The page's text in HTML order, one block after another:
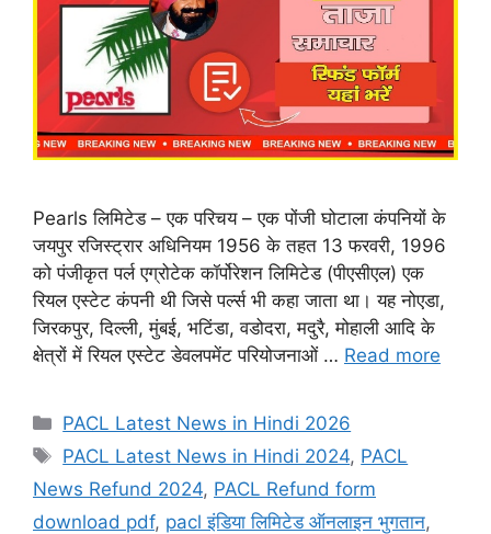
Pearls लिमिटेड – एक परिचय – एक पोंजी घोटाला कंपनियों के
जयपुर रजिस्ट्रार अधिनियम 1956 के तहत 13 फरवरी, 1996
को पंजीकृत पर्ल एग्रोटेक कॉर्पोरेशन लिमिटेड (पीएसीएल) एक
रियल एस्टेट कंपनी थी जिसे पर्ल्स भी कहा जाता था। यह नोएडा,
जिरकपुर, दिल्ली, मुंबई, भटिंडा, वडोदरा, मदुरै, मोहाली आदि के
क्षेत्रों में रियल एस्टेट डेवलपमेंट परियोजनाओं … Read more
Categories
PACL Latest News in Hindi 2026
Tags
PACL Latest News in Hindi 2024, PACL
News Refund 2024, PACL Refund form
download pdf, pacl इंडिया लिमिटेड ऑनलाइन भुगतान,